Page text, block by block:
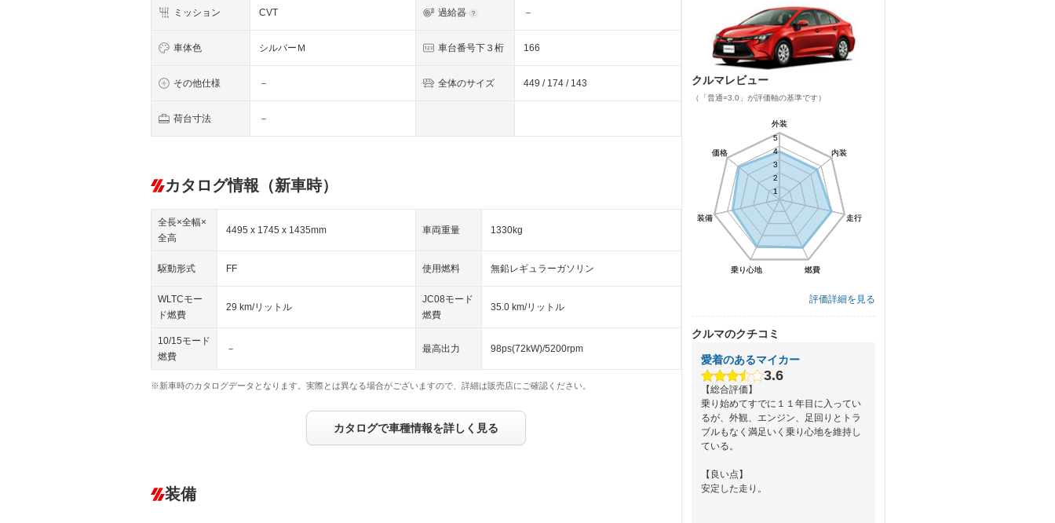
ミッション CVT 過給器 －
車体色 シルバーＭ 車台番号下３桁 166
その他仕様 － 全体のサイズ 449 / 174 / 143
荷台寸法 －
カタログ情報（新車時）
全長×全幅×
全高
4495 x 1745 x 1435mm 車両重量 1330kg
駆動形式 FF 使用燃料 無鉛レギュラーガソリン
WLTCモー
ド燃費
29 km/リットル
JC08モード
燃費
35.0 km/リットル
10/15モード
燃費
－ 最高出力 98ps(72kW)/5200rpm
※新車時のカタログデータとなります。実際とは異なる場合がございますので、詳細は販売店にご確認ください。
カタログで車種情報を詳しく見る
装備
クルマレビュー
（「普通=3.0」が評価軸の基準です）
外装
内装
走行
燃費
乗り心地
装備
価格
1
2
3
4
5
外装
内装
走行
燃費
乗り心地
装備
価格
1
2
3
4
5
評価詳細を見る
クルマのクチコミ
愛着のあるマイカー
3.6
【総合評価】
乗り始めてすでに１１年目に入ってい
るが、外観、エンジン、足回りとトラ
ブルもなく満足いく乗り心地を維持し
ている。
【良い点】
安定した走り。